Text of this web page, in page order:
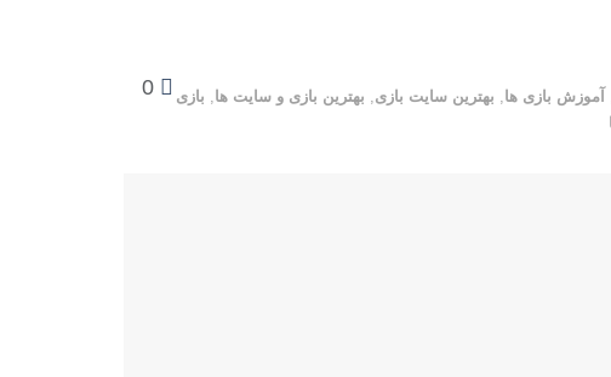
آموزش بازی ها بهترین سایت بازی بهترین بازی و سایت ها
بازی